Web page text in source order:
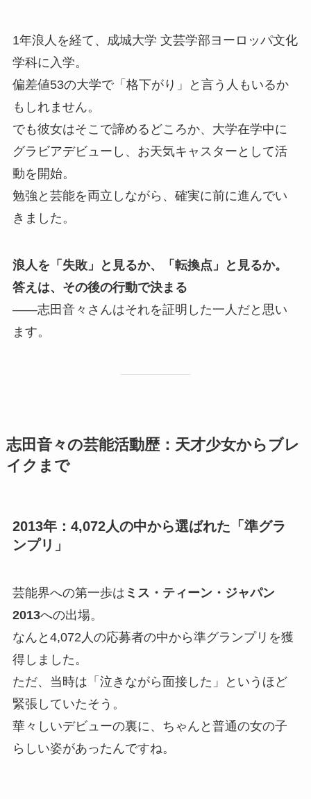
1年浪人を経て、成城大学 文芸学部ヨーロッパ文化
学科に入学。
偏差値53の大学で「格下がり」と言う人もいるか
もしれません。
でも彼女はそこで諦めるどころか、大学在学中に
グラビアデビューし、お天気キャスターとして活
動を開始。
勉強と芸能を両立しながら、確実に前に進んでい
きました。
浪人を「失敗」と見るか、「転換点」と見るか。
答えは、その後の行動で決まる
——志田音々さんはそれを証明した一人だと思い
ます。
志田音々の芸能活動歴：天才少女からブレ
イクまで
2013年：4,072人の中から選ばれた「準グラ
ンプリ」
芸能界への第一歩は ミス・ティーン・ジャパン
2013への出場。
なんと4,072人の応募者の中から準グランプリを獲
得しました。
ただ、当時は「泣きながら面接した」というほど
緊張していたそう。
華々しいデビューの裏に、ちゃんと普通の女の子
らしい姿があったんですね。